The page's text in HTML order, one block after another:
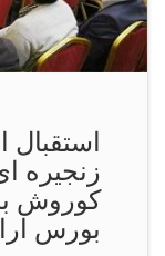
استقبال از
زنجیره ای
كوروش برای
بورس ارائه